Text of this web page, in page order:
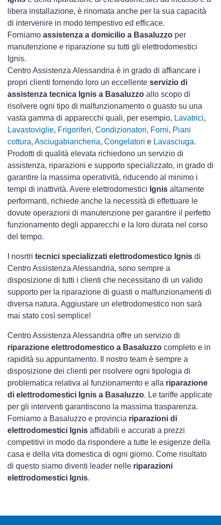
libera installazione, è rinomata anche per la sua capacità
di intervenire in modo tempestivo ed efficace.
Forniamo assistenza a domicilio a Basaluzzo per
manutenzione e riparazione su tutti gli elettrodomestici
Ignis.
Centro Assistenza Alessandria è in grado di affiancare i
propri clienti fornendo loro un eccellente servizio di
assistenza tecnica Ignis a Basaluzzo allo scopo di
risolvere ogni tipo di malfunzionamento o guasto su una
vasta gamma di apparecchi quali, per esempio, Lavatrici,
Lavastoviglie, Frigoriferi, Condizionatori, Forni, Piani
cottura, Asciugabiancheria, Congelatori e Lavasciuga.
Prodotti di qualità elevata richiedono un servizio di
assistenza, riparazioni e supporto specializzato, in grado di
garantire la massima operatività, riducendo al minimo i
tempi di inattività. Avere elettrodomestici Ignis altamente
performanti, richiede anche la necessità di effettuare le
dovute operazioni di manutenzione per garantire il perfetto
funzionamento degli apparecchi e la loro durata nel corso
del tempo.
I nosrtri tecnici specializzati elettrodomestico Ignis di
Centro Assistenza Alessandria, sono sempre a
disposizione di tutti i clienti che necessitano di un valido
supporto per la riparazione di guasti o malfunzionamenti di
diversa natura. Aggiustare un elettrodomestico non sarà
mai stato così semplice!
Centro Assistenza Alessandria offre un servizio di
riparazione elettrodomestico a Basaluzzo completo e in
rapidità su appuntamento. Il nostro team è sempre a
disposizione dei clienti per risolvere ogni tipologia di
problematica relativa al funzionamento e alla riparazione
di elettrodomestici Ignis a Basaluzzo. Le tariffe applicate
per gli interventi garantiscono la massima trasparenza.
Forniamo a Basaluzzo e provincia riparazioni di
elettrodomestici Ignis affidabili e accurati a prezzi
competitivi in modo da rispondere a tutte le esigenze della
casa e della vita domestica di ogni giorno. Come risultato
di questo siamo diventi leader nelle riparazioni
elettrodomestici Ignis.